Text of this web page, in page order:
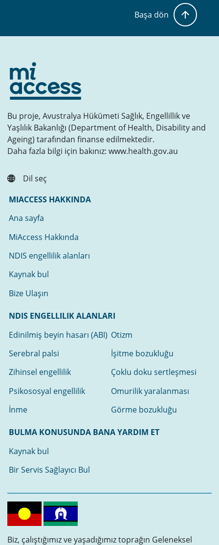
Başa dön
Bu proje, Avustralya Hükümeti Sağlık, Engellillik ve
Yaşlılık Bakanlığı (Department of Health, Disability and
Ageing) tarafından finanse edilmektedir.
Daha fazla bilgi için bakınız: www.health.gov.au
Dil seç
MIACCESS HAKKINDA
Ana sayfa
MiAccess Hakkında
NDIS engellilik alanları
Kaynak bul
Bize Ulaşın
NDIS ENGELLILIK ALANLARI
Edinilmiş beyin hasarı (ABI) Otizm
Serebral palsi
İşitme bozukluğu
Zihinsel engellilik
Çoklu doku sertleşmesi
Psikososyal engellilik
Omurilik yaralanması
İnme
Görme bozukluğu
BULMA KONUSUNDA BANA YARDIM ET
Kaynak bul
Bir Servis Sağlayıcı Bul
Biz, çalıştığımız ve yaşadığımız toprağın Geleneksel